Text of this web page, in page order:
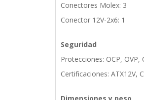
Conectores Molex: 3
Conector 12V-2x6: 1
Seguridad
Protecciones: OCP, OVP,
Certificaciones: ATX12V,